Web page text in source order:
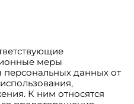
меры
персональных данных от
К ним относятся